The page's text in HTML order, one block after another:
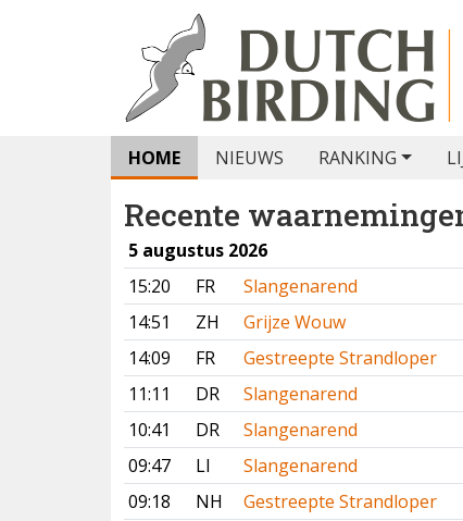
HOME NIEUWS RANKING
Recente
5 augustus 2026
15:20
FR
Slangenarend
14:51
ZH
Grijze Wouw
14:09
FR
Gestreepte Strandloper
11:11
DR
Slangenarend
10:41
DR
Slangenarend
09:47
LI
Slangenarend
09:18
NH
Gestreepte Strandloper